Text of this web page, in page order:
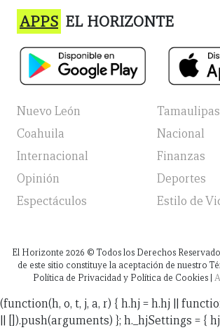
APPS EL HORIZONTE
Nuevo León
Tamaulipas
Coahuila
Nacional
Internacional
Finanzas
Opinión
Deportes
Espectáculos
Estilo de
El Horizonte 2026 © Todos los Derechos
de este sitio constituye la aceptación de nuestro
Política de Privacidad y Política de Cookies |
(function(h, o, t, j, a, r) { h.hj = h.hj ||
|| []).push(arguments) }; h._hjSettings = {